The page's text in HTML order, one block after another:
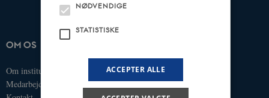
OM OS
Om instituttet
Medarbejdere
Bachelor
Kandidat
NØDVENDIGE
STATISTISKE
ACCEPTER ALLE